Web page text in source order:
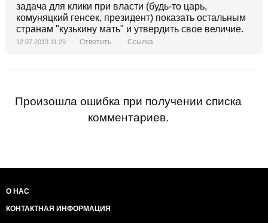
задача для клики при власти (будь-то царь,
комуняцкий генсек, президент) показать остальным
странам "кузькину мать" и утвердить свое величие.
12.07.2013 11:29 Ответить Ссылка
Произошла ошибка при получении списка
комментариев.
О НАС
КОНТАКТНАЯ ИНФОРМАЦИЯ